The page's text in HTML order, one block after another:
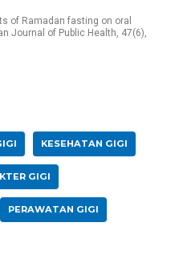
of Ramadan fasting on oral
Journal of Public Health, 47(6),
KESEHATAN GIGI
GIGI
PERAWATAN GIGI